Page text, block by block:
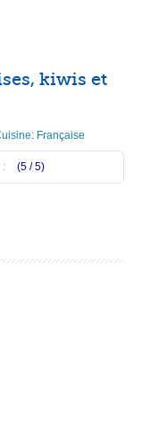
kiwis et
Française
: (5 /5)